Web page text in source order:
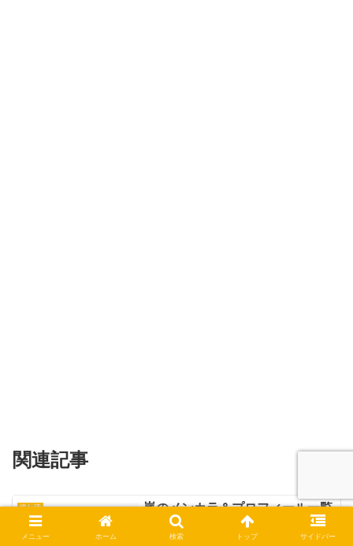
関連記事
推し活
嵐のメンカラ＆プロフィール一覧
（誕生日・身長・血液型）
この投稿をInstagramで見る
メニュー ホーム 検索 トップ サイドバー